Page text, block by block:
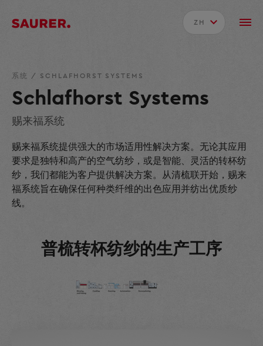
ZH
系统 / SCHLAFHORST SYSTEMS
Schlafhorst Systems
赐来福系统
赐来福系统提供强大的市场适用性解决方案。无论其应用
要求是独特和高产的空气纺纱，或是智能、灵活的转杯纺
纱，我们都能为客户提供解决方案。从清梳联开始，赐来
福系统旨在确保任何种类纤维的出色应用并纺出优质纱
线。
普梳转杯纺纱的生产工序